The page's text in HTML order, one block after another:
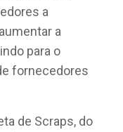
a
a
para o
fornecedores
de Scraps, do